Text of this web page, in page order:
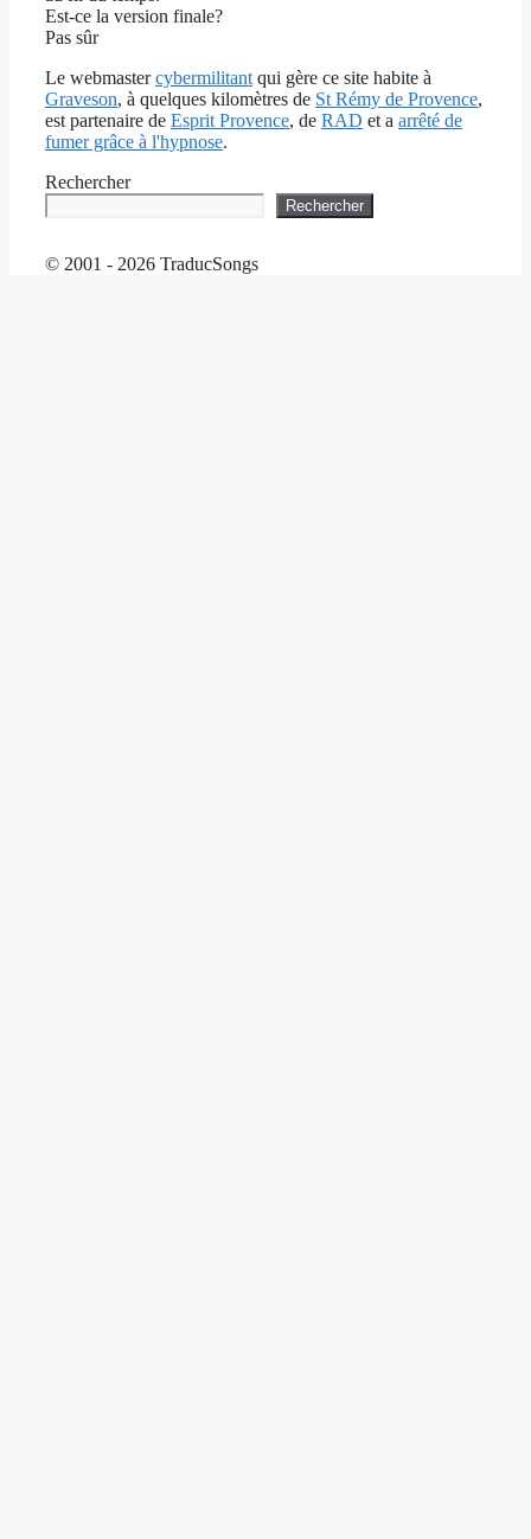
Est-ce la version finale?
Pas sûr
Le webmastercybermilitant qui gère ce site habite à
Graveson, à quelques kilomètres de St Rémy de Provence,
est partenaire de Esprit Provence, de RAD et a arrêté de
fumer grâce à l'hypnose.
Rechercher
Rechercher
© 2001 - 2026 TraducSongs